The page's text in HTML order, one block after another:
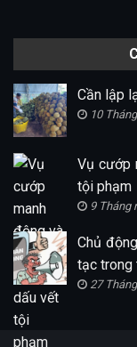
Cần lập
10
Vụ cướp
tội phạm
9 Tháng
Chủ
tạc
27